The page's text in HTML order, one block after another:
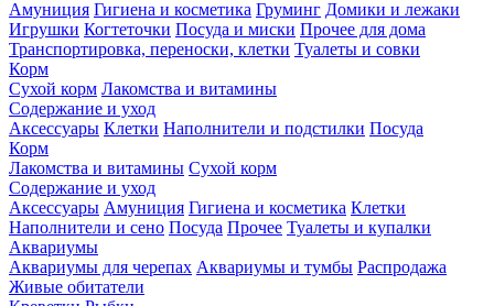
Амуниция Гигиена и косметика Груминг Домики и лежаки
Игрушки Когтеточки Посуда и миски Прочее для дома
Транспортировка, переноски, клетки Туалеты и совки
Корм
Сухой корм Лакомства и витамины
Содержание и уход
Аксессуары Клетки Наполнители и подстилки Посуда
Корм
Лакомства и витамины Сухой корм
Содержание и уход
Аксессуары Амуниция Гигиена и косметика Клетки
Наполнители и сено Посуда Прочее Туалеты и купалки
Аквариумы
Аквариумы для черепах Аквариумы и тумбы Распродажа
Живые обитатели